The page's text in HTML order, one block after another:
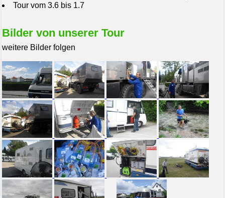
Tour vom 3.6 bis 1.7
Bilder von unserer Tour
weitere Bilder folgen